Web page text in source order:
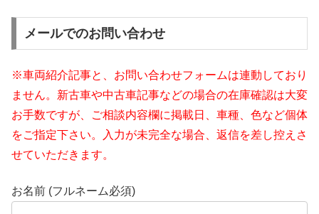
メールでのお問い合わせ
※車両紹介記事と、お問い合わせフォームは連動しており
ません。新古車や中古車記事などの場合の在庫確認は大変
お手数ですが、ご相談内容欄に掲載日、車種、色など個体
をご指定下さい。入力が未完全な場合、返信を差し控えさ
せていただきます。
お名前 (フルネーム必須)